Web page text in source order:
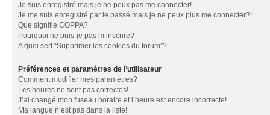
Je suis enregistré mais je ne peux pas me connecter!
Je me suis enregistré par le passé mais je ne peux plus me connecter?!
Que signifie COPPA?
Pourquoi ne puis-je pas m’inscrire?
A quoi sert “Supprimer les cookies du forum”?
Préférences et paramètres de l’utilisateur
Comment modifier mes paramètres?
Les heures ne sont pas correctes!
J’ai changé mon fuseau horaire et l’heure est encore incorrecte!
Ma langue n’est pas dans la liste!